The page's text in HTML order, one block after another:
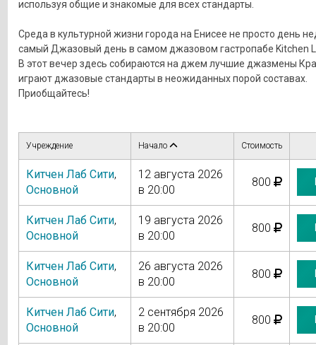
используя общие и знакомые для всех стандарты.
Среда в культурной жизни города на Енисее не просто день
самый Джазовый день в самом джазовом гастропабе Kitchen
В этот вечер здесь собираются на джем лучшие джазмены
играют джазовые стандарты в неожиданных порой составах.
Приобщайтесь!
Учреждение Начало Стоимость
Китчен Лаб Сити,
Основной
12 августа 2026
в 20:00
800
Китчен Лаб Сити,
Основной
19 августа 2026
в 20:00
800
Китчен Лаб Сити,
Основной
26 августа 2026
в 20:00
800
Китчен Лаб Сити,
Основной
2 сентября 2026
в 20:00
800